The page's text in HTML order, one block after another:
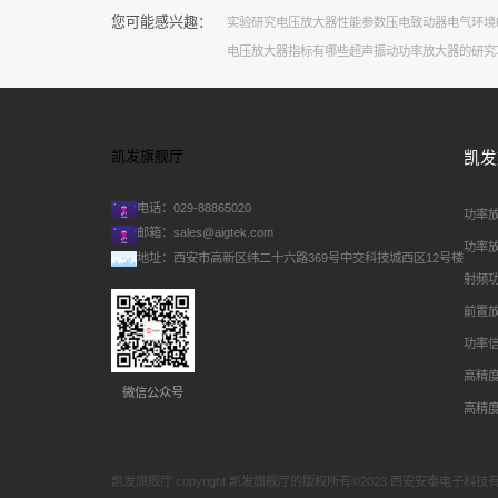
您可能感兴趣： 实验研究电压放大器性能参数 压电致动器电气环境
电压放大器指标有哪些超声振动功率放大器的研究
凯发旗舰厅
电话：029-88865020
邮箱： sales@aigtek.com
地址：西安市高新区纬二十六路369号中交科技城西区12号楼
微信公众号
凯
功率
功率
射频
前置
功率
高精
高精
凯发旗舰厅 copyright 凯发旗舰厅的版权所有©2023 西安安泰电子科技